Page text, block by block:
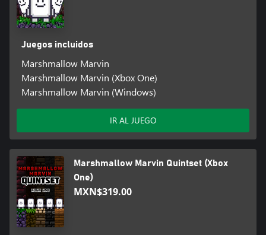
Juegos incluidos
Marshmallow Marvin
Marshmallow Marvin (Xbox One)
Marshmallow Marvin (Windows)
IR AL JUEGO
Marshmallow Marvin Quintset (Xbox
One)
MXN$319.00